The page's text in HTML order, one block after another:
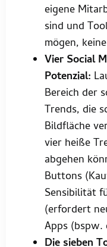
eigene
sind und
mögen,
Vier Social
Potenzial:
Bereich der
Trends, die
Bildfläche
vier heiße
abgehen
Buttons
Sensibilität
(erfordert
Apps